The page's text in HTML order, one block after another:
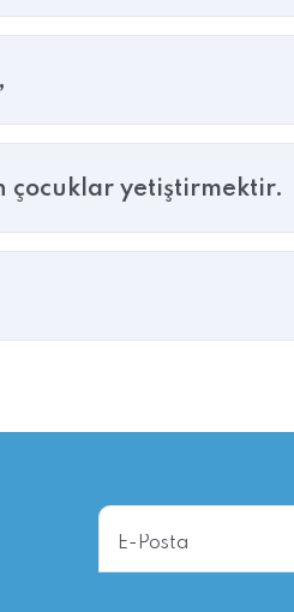
çocuklar yetiştirmektir.